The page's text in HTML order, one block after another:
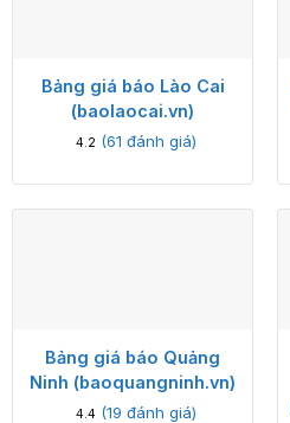
Bảng giá báo Lào Cai
(baolaocai.vn)
4.2 (61 đánh giá)
Bảng giá báo Quảng
Ninh (baoquangninh.vn)
4.4 (19 đánh giá)